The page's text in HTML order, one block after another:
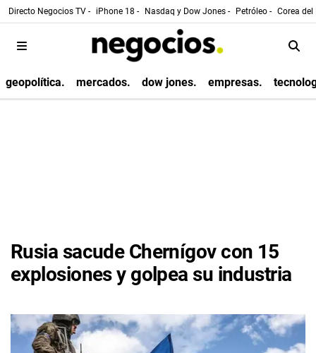
Directo Negocios TV - iPhone 18 - Nasdaq y Dow Jones - Petróleo - Corea
geopolítica. mercados. dow jones. empresas.
Rusia sacude Chernígov con 15
explosiones y golpea su industria